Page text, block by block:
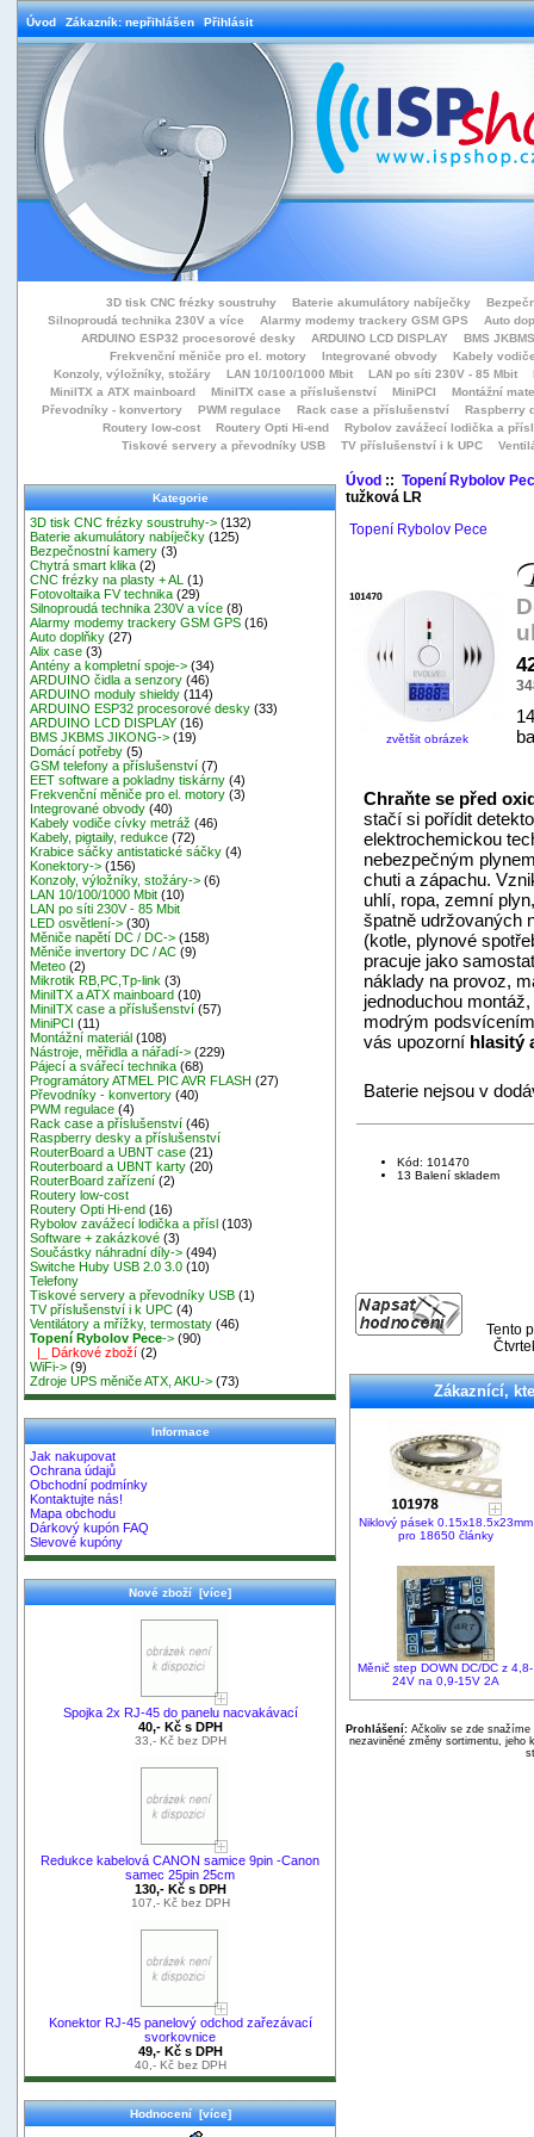
Úvod Zákazník: nepřihlášen Přihlásit
3D tisk CNC frézky soustruhy Baterie akumulátory nabíječky
Silnoproudá technika 230V a více
Alarmy modemy trackery GSM GPS
Auto
ARDUINO ESP32 procesorové desky
ARDUINO LCD DISPLAY
BMS
Frekvenční měniče pro el. motory
Integrované obvody
Kabely
Konzoly, výložníky, stožáry
LAN 10/100/1000 Mbit LAN po síti 230V - 85 Mbit
MiniITX a ATX mainboard
MiniITX case a příslušenství MiniPCI
Montážní
Převodníky - konvertory
PWM regulace Rack case a příslušenství
Raspberry
Routery low-cost
Routery Opti Hi-end
Rybolov zavážecí lodička a přísl
Tiskové servery a převodníky USB
TV příslušenství i k UPC
Kategorie
3D tisk CNC frézky soustruhy-> (132)
Baterie akumulátory nabíječky (125)
Bezpečnostní kamery (3)
Chytrá smart klika (2)
CNC frézky na plasty + AL
(1)
Fotovoltaika FV technika (29)
Silnoproudá technika 230V a více (8)
Alarmy modemy trackery GSM GPS (16)
Auto doplňky (27)
Alix case (3)
Antény a kompletní spoje-> (34)
ARDUINO čidla a senzory (46)
ARDUINO moduly shieldy (114)
ARDUINO ESP32 procesorové desky (33)
ARDUINO LCD DISPLAY (16)
BMS JKBMS JIKONG-> (19)
Domácí potřeby (5)
GSM telefony a příslušenství (7)
EET software a pokladny tiskárny (4)
Frekvenční měniče pro el. motory (3)
Integrované obvody (40)
Kabely vodiče cívky metráž (46)
Kabely, pigtaily, redukce (72)
Krabice sáčky antistatické sáčky (4)
Konektory-> (156)
Konzoly, výložníky, stožáry-> (6)
LAN 10/100/1000 Mbit (10)
LAN po síti 230V - 85 Mbit
LED osvětlení-> (30)
Měniče napětí DC / DC-> (158)
Měniče invertory DC / AC (9)
Meteo (2)
Mikrotik RB,PC,Tp-link (3)
MiniITX a ATX mainboard (10)
MiniITX case a příslušenství (57)
MiniPCI (11)
Montážní materiál (108)
Nástroje, měřidla a nářadí-> (229)
Pájecí a svářecí technika (68)
Programátory ATMEL PIC AVR FLASH (27)
Převodníky - konvertory (40)
PWM regulace (4)
Rack case a příslušenství (46)
Raspberry desky a příslušenství
RouterBoard a UBNT case (21)
Routerboard a UBNT karty (20)
RouterBoard zařízení (2)
Routery low-cost
Routery Opti Hi-end (16)
Rybolov zavážecí lodička a přísl (103)
Software + zakázkové (3)
Součástky náhradní díly-> (494)
Switche Huby USB 2.0 3.0 (10)
Telefony
Tiskové servery a převodníky USB (1)
TV příslušenství i k UPC (4)
Ventilátory a mřížky, termostaty (46)
Topení Rybolov Pece-> (90)
|_ Dárkové zboží (2)
WiFi-> (9)
Zdroje UPS měniče ATX, AKU-> (73)
Informace
Jak nakupovat
Ochrana údajů
Obchodní podmínky
Kontaktujte nás!
Mapa obchodu
Dárkový kupón FAQ
Slevové kupóny
Nové zboží [více]
Spojka 2x RJ-45 do panelu nacvakávací
40,- Kč s DPH
33,- Kč bez DPH
Redukce kabelová CANON samice 9pin -Canon
samec 25pin 25cm
130,- Kč s DPH
107,- Kč bez DPH
Konektor RJ-45 panelový odchod zařezávací
svorkovnice
49,- Kč s DPH
40,- Kč bez DPH
Hodnocení [více]
Úvod:: Topení Rybolov
tužková LR
Topení Rybolov Pece
zvětšit obrázek
Chraňte se před
stačí si pořídit
elektrochemickou
nebezpečným
chuti a zápachu.
uhlí, ropa, zemní
špatně udržovaných
(kotle, plynové
pracuje jako
náklady na provoz,
jednoduchou
modrým
vás upozorní hlasitý
Baterie nejsou v
Kód: 101470
13 Balení skladem
Tento
Zákaznící,
Niklový pásek 0.15x18.5x23mm
pro 18650 články
Měnič step DOWN DC/DC z 4,8-
24V na 0,9-15V 2A
Prohlášení:Ačkoliv se zde snažíme
nezaviněné změny sortimentu, jeho